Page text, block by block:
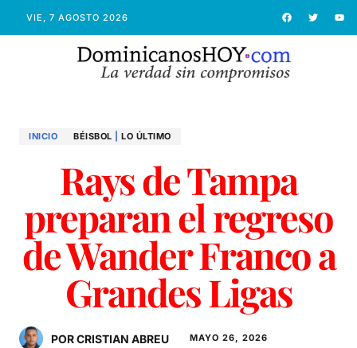
VIE, 7 AGOSTO 2026
INICIO BÉISBOL LO ÚLTIMO
Rays de Tampa
preparan el regreso
de Wander Franco a
Grandes Ligas
POR CRISTIAN ABREU MAYO 26, 2026